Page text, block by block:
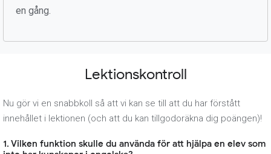
en gång.
Lektionskontroll
Nu gör vi en snabbkoll så att vi kan se till att du har förstått
innehållet i lektionen (och att du kan tillgodoräkna dig poängen)!
1. Vilken funktion skulle du använda för att hjälpa en elev som